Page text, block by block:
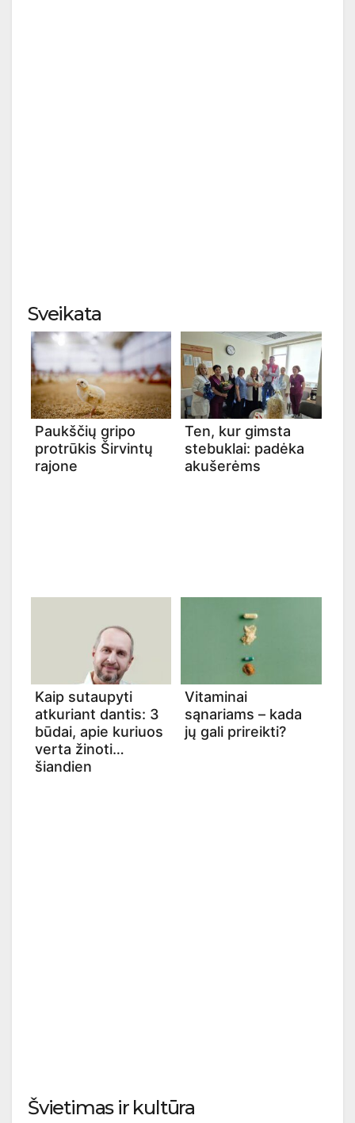
Sveikata
Paukščių gripo
protrūkis Širvintų
rajone
Ten, kur gimsta
stebuklai: padėka
akušerėms
Kaip sutaupyti
atkuriant dantis: 3
būdai, apie kuriuos
verta žinoti
šiandien
Vitaminai
sąnariams – kada
jų gali prireikti?
Švietimas ir kultūra